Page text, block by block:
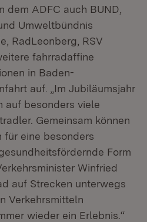
dem ADFC auch BUND,
Umweltbündnis
RadLeonberg, RSV
fahrradaffine
in Baden-
auf. „Im Jubiläumsjahr
auf besonders viele
Gemeinsam können
für eine besonders
Form
Winfried
auf Strecken unterwegs
Verkehrsmitteln
wieder ein Erlebnis.“